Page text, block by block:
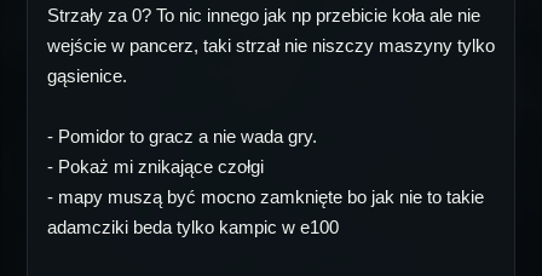
Strzały za 0? To nic innego jak np przebicie koła ale nie
wejście w pancerz, taki strzał nie niszczy maszyny tylko
gąsienice.
- Pomidor to gracz a nie wada gry.
- Pokaż mi znikające czołgi
- mapy muszą być mocno zamknięte bo jak nie to takie
adamcziki beda tylko kampic w e100